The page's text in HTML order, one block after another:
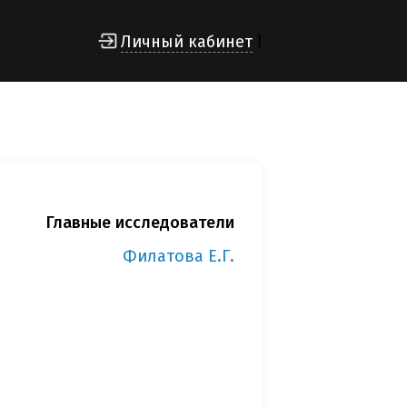
Личный кабинет
Главные исследователи
Филатова Е.Г.